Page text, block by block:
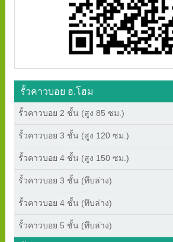
รั้วคาวบอย ฮ.โฮม
รั้วคาวบอย 2 ชั้น (สูง 85 ซม.)
รั้วคาวบอย 3 ชั้น (สูง 120 ซม.)
รั้วคาวบอย 4 ชั้น (สูง 150 ซม.)
รั้วคาวบอย 3 ชั้น (ทึบล่าง)
รั้วคาวบอย 4 ชั้น (ทึบล่าง)
รั้วคาวบอย 5 ชั้น (ทึบล่าง)